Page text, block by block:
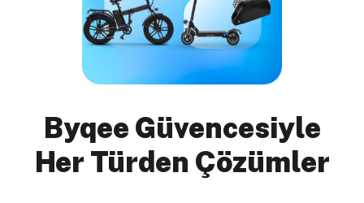
Byqee Güvencesiyle
Her Türden Çözümler